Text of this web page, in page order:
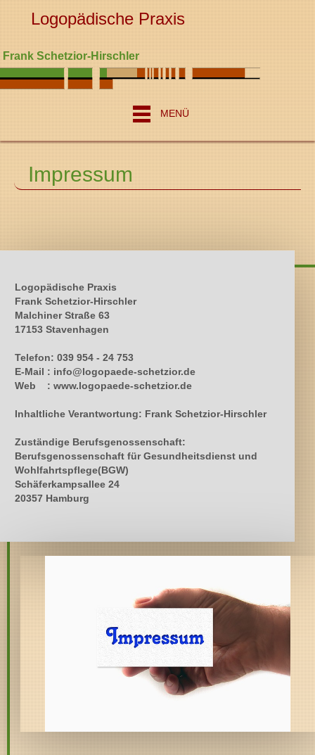
Logopädische Praxis
MENÜ
Frank Schetzior-Hirschler
Impressum
Logopädische Praxis
Frank Schetzior-Hirschler
Malchiner Straße 63
17153 Stavenhagen
Telefon: 039 954 - 24 753
E-Mail : info@logopaede-schetzior.de
Web : www.logopaede-schetzior.de
Inhaltliche Verantwortung: Frank Schetzior-Hirschler
Zuständige Berufsgenossenschaft:
Berufsgenossenschaft für Gesundheitsdienst und
Wohlfahrtspflege(BGW)
Schäferkampsallee 24
20357 Hamburg